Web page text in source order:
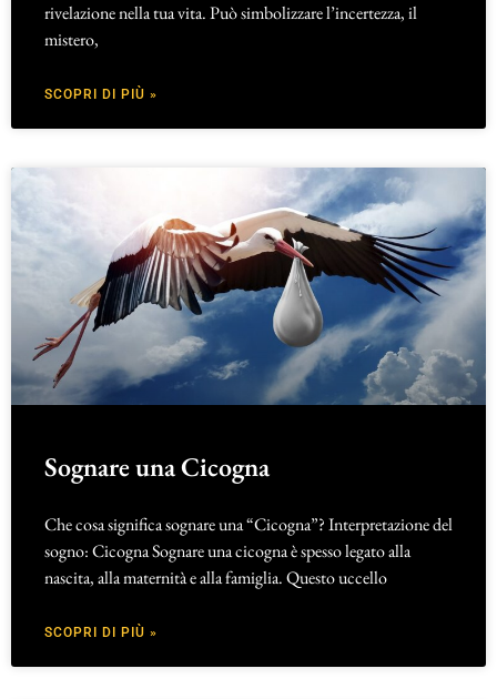
rivelazione nella tua vita. Può simbolizzare l’incertezza, il
mistero,
SCOPRI DI PIÙ »
Sognare una Cicogna
Che cosa significa sognare una “Cicogna”? Interpretazione del
sogno: Cicogna Sognare una cicogna è spesso legato alla
nascita, alla maternità e alla famiglia. Questo uccello
SCOPRI DI PIÙ »